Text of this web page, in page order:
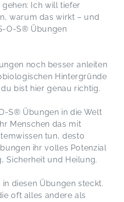
Ich will tiefer
warum das wirkt – und
O-S® Übungen
noch besser anleiten
Hintergründe
bist hier genau richtig.
S® Übungen in die Welt
Menschen das mit
tun, desto
ihr volles Potenzial
Sicherheit und Heilung.
diesen Übungen steckt.
oft alles andere als